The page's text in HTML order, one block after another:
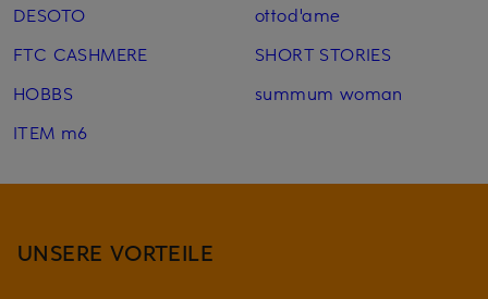
DESOTO
FTC CASHMERE
HOBBS
ITEM m6
ottod'ame
SHORT STORIES
summum woman
UNSERE VORTEILE